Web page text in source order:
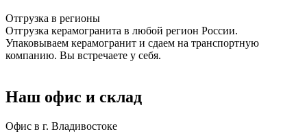
Отгрузка в регионы
Отгрузка керамогранита в любой регион России.
Упаковываем керамогранит и сдаем на транспортную
компанию. Вы встречаете у себя.
Наш офис и склад
Офис в г. Владивостоке